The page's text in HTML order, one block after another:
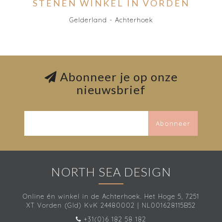
STENEN WINKEL IN VORDEN
Gelderland - Achterhoek
Abonneer je op onze
nieuwsbrief
Abonneer
NORTH SEA DESIGN
Online én winkel in de Achterhoek. Het Hoge 5, 7251
XT Vorden (Gld) KvK 24480002 | NL001628115B52
+31(0)6 182 58 182